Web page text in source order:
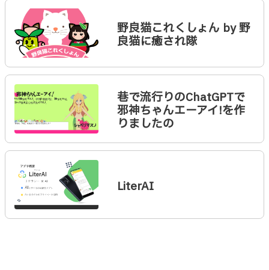
野良猫これくしょん by 野
良猫に癒され隊
巷で流行りのChatGPTで
邪神ちゃんエーアイ!を作
りましたの
LiterAI